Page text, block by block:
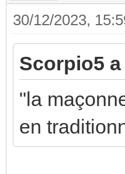
30/12/2023,
Scorpio5
"la
en